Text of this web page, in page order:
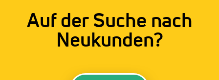
Auf der Suche nach
Neukunden?